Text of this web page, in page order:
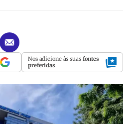
Nos adicione às suas fontes
preferidas